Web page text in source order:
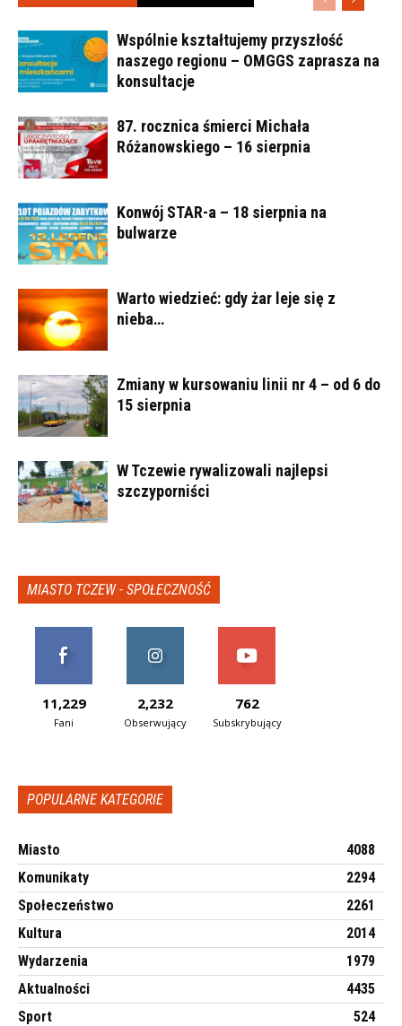
Wspólnie kształtujemy przyszłość
naszego regionu – OMGGS zaprasza na
konsultacje
87. rocznica śmierci Michała
Różanowskiego – 16 sierpnia
Konwój STAR-a – 18 sierpnia na
bulwarze
Warto wiedzieć: gdy żar leje się z
nieba…
Zmiany w kursowaniu linii nr 4 – od 6 do
15 sierpnia
W Tczewie rywalizowali najlepsi
szczyporniści
MIASTO TCZEW - SPOŁECZNOŚĆ
11,229
Fani
2,232
Obserwujący
762
Subskrybujący
POPULARNE KATEGORIE
Miasto
4088
Komunikaty
2294
Społeczeństwo
2261
Kultura
2014
Wydarzenia
1979
Aktualności
4435
Sport
524